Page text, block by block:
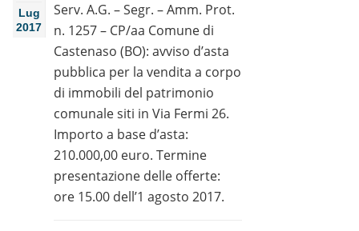
Lug
2017
Serv. A.G. – Segr. – Amm. Prot.
n. 1257 – CP/aa Comune di
Castenaso (BO): avviso d’asta
pubblica per la vendita a corpo
di immobili del patrimonio
comunale siti in Via Fermi 26.
Importo a base d’asta:
210.000,00 euro. Termine
presentazione delle offerte:
ore 15.00 dell’1 agosto 2017.